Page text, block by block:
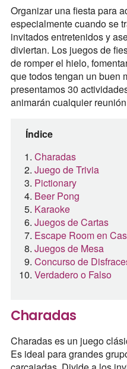
Organizar una fiesta para
especialmente cuando se
invitados entretenidos y
diviertan. Los juegos de
de romper el hielo,
que todos tengan un buen
presentamos 30
animarán cualquier
Índice
Charadas
Juego de Trivia
Pictionary
Beer Pong
Karaoke
Juegos de Cartas
Escape Room en
Juegos de Mesa
Concurso de
Verdadero o Falso
Charadas
Charadas es un juego
Es ideal para grandes